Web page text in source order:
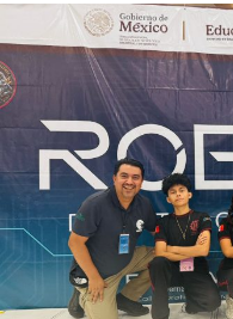
Robledo, con
Gobernadores (Conago).
RELATED TOPICS:
Encuentran cadáver
Gasolinas inician 2021